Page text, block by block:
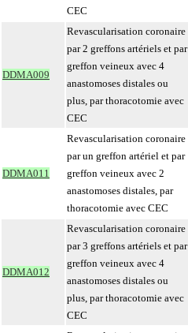
CEC
DDMA009
Revascularisation coronaire
par 2 greffons artériels et par
greffon veineux avec 4
anastomoses distales ou
plus, par thoracotomie avec
CEC
DDMA011
Revascularisation coronaire
par un greffon artériel et par
greffon veineux avec 2
anastomoses distales, par
thoracotomie avec CEC
DDMA012
Revascularisation coronaire
par 3 greffons artériels et par
greffon veineux avec 4
anastomoses distales ou
plus, par thoracotomie avec
CEC